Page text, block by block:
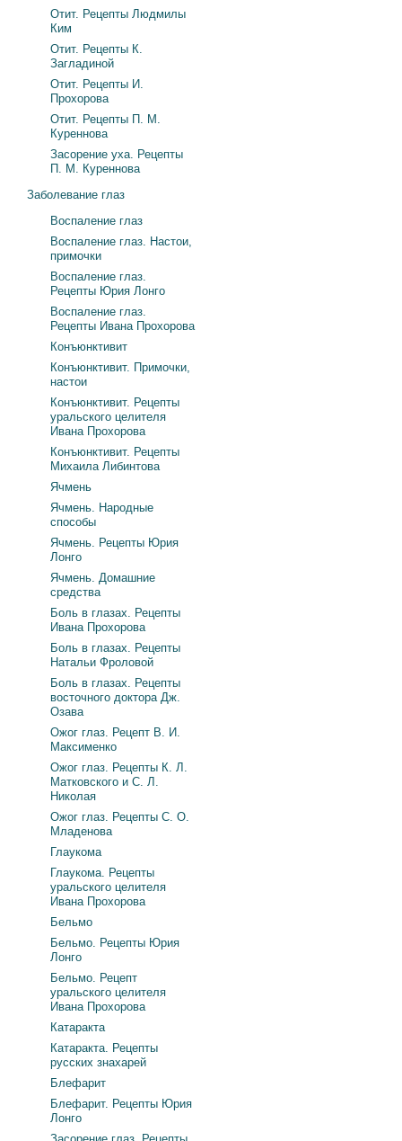
Отит. Рецепты Людмилы
Ким
Отит. Рецепты К.
Загладиной
Отит. Рецепты И.
Прохорова
Отит. Рецепты П. М.
Куреннова
Засорение уха. Рецепты
П. М. Куреннова
Заболевание глаз
Воспаление глаз
Воспаление глаз. Настои,
примочки
Воспаление глаз.
Рецепты Юрия Лонго
Воспаление глаз.
Рецепты Ивана Прохорова
Конъюнктивит
Конъюнктивит. Примочки,
настои
Конъюнктивит. Рецепты
уральского целителя
Ивана Прохорова
Конъюнктивит. Рецепты
Михаила Либинтова
Ячмень
Ячмень. Народные
способы
Ячмень. Рецепты Юрия
Лонго
Ячмень. Домашние
средства
Боль в глазах. Рецепты
Ивана Прохорова
Боль в глазах. Рецепты
Натальи Фроловой
Боль в глазах. Рецепты
восточного доктора Дж.
Озава
Ожог глаз. Рецепт В. И.
Максименко
Ожог глаз. Рецепты К. Л.
Матковского и С. Л.
Николая
Ожог глаз. Рецепты С. О.
Младенова
Глаукома
Глаукома. Рецепты
уральского целителя
Ивана Прохорова
Бельмо
Бельмо. Рецепты Юрия
Лонго
Бельмо. Рецепт
уральского целителя
Ивана Прохорова
Катаракта
Катаракта. Рецепты
русских знахарей
Блефарит
Блефарит. Рецепты Юрия
Лонго